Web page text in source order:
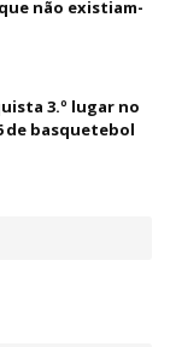
não existiam-
3.º lugar no
de basquetebol